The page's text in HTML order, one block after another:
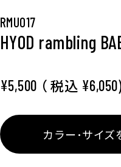
RMU017
HYOD rambling
¥5,500 （ 税込 ¥6,050
カラー･サイズ